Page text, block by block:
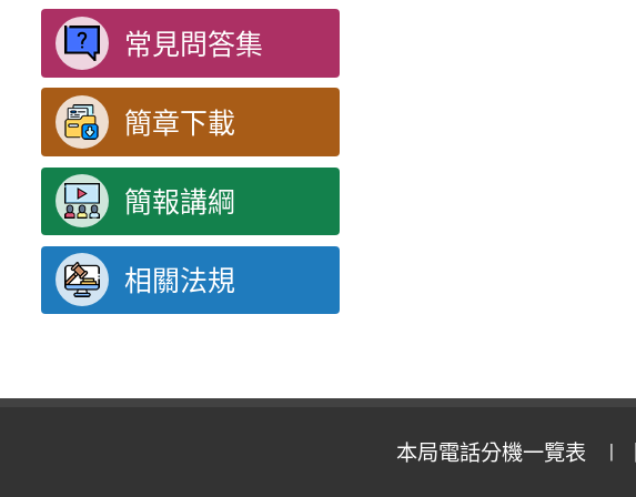
常見問答集
簡章下載
簡報講綱
相關法規
本局電話分機一覽表